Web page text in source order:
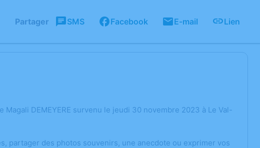
Partager SMS Facebook E-mail Lien
DEMEYERE survenu le jeudi 30 novembre 2023 à Le Val-
partager des photos souvenirs, une anecdote ou exprimer vos